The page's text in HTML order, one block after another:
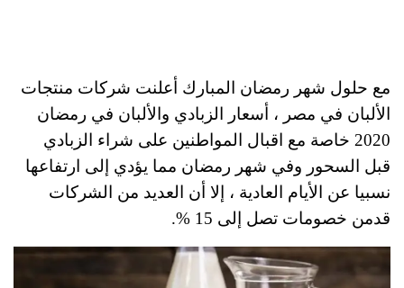
مع حلول شهر رمضان المبارك أعلنت شركات منتجات
الألبان في مصر ، أسعار الزبادي والألبان في رمضان
2020 خاصة مع اقبال المواطنين على شراء الزبادي
قبل السحور وفي شهر رمضان مما يؤدي إلى ارتفاعها
نسبيا عن الأيام العادية ، إلا أن العديد من الشركات
قدمن خصومات تصل إلى 15 %.